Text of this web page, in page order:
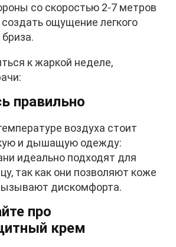
со скоростью 2-7 метров
создать ощущение легкого
к жаркой неделе,
правильно
воздуха стоит
и дышащую одежду:
идеально подходят для
так как они позволяют коже
дискомфорта.
про
крем